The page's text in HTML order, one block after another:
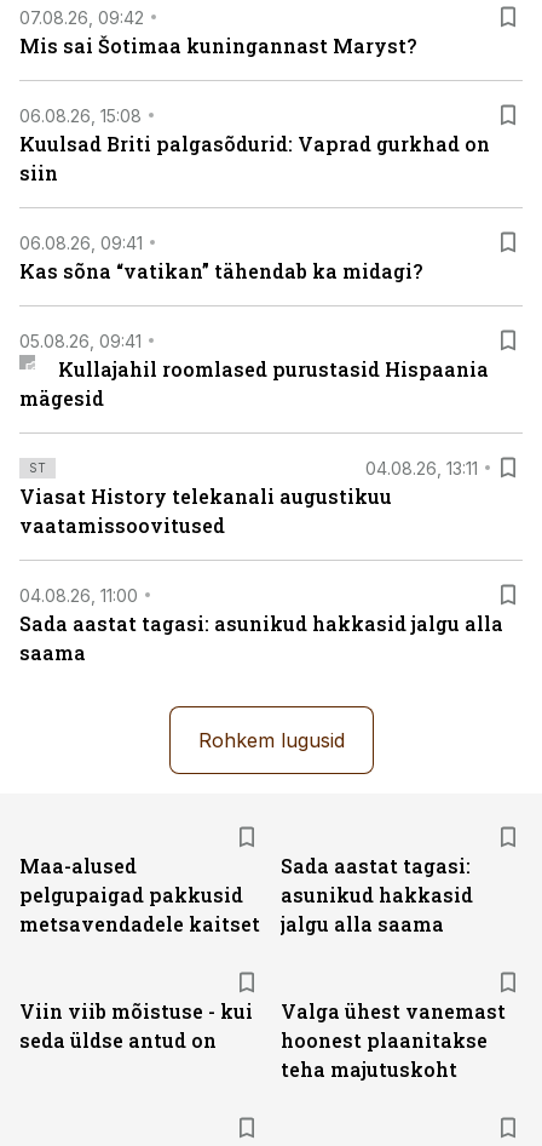
07.08.26, 09:42
Mis sai Šotimaa kuningannast Maryst?
06.08.26, 15:08
Kuulsad Briti palgasõdurid: Vaprad gurkhad on
siin
06.08.26, 09:41
Kas sõna “vatikan” tähendab ka midagi?
05.08.26, 09:41
Kullajahil roomlased purustasid Hispaania
mägesid
ST 04.08.26, 13:11
Viasat History telekanali augustikuu
vaatamissoovitused
04.08.26, 11:00
Sada aastat tagasi: asunikud hakkasid jalgu alla
saama
Rohkem lugusid
Maa-alused
pelgupaigad pakkusid
metsavendadele kaitset
Sada aastat tagasi:
asunikud hakkasid
jalgu alla saama
Viin viib mõistuse - kui
seda üldse antud on
Valga ühest vanemast
hoonest plaanitakse
teha majutuskoht